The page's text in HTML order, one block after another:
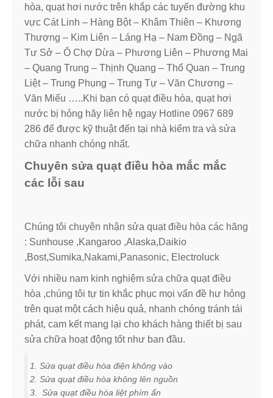
hòa, quạt hơi nước trên khắp các tuyến đường khu
vực Cát Linh – Hàng Bột – Khâm Thiên – Khương
Thượng – Kim Liên – Láng Hạ – Nam Đồng – Ngã
Tư Sở – Ô Chợ Dừa – Phương Liên – Phương Mai
– Quang Trung – Thịnh Quang – Thổ Quan – Trung
Liệt – Trung Phụng – Trung Tự – Văn Chương –
Văn Miếu …..Khi bạn có quạt điều hòa, quạt hơi
nước bị hỏng hãy liên hệ ngay Hotline 0967 689
286 để được kỹ thuật đến tại nhà kiểm tra và sửa
chữa nhanh chóng nhất.
Chuyên sửa quạt điều hòa mắc mắc
các lỗi sau
Chúng tôi chuyên nhận sửa quạt điều hòa các hãng
: Sunhouse ,Kangaroo ,Alaska,Daikio
,Bost,Sumika,Nakami,Panasonic, Electroluck
Với nhiều nam kinh nghiệm sửa chữa quạt điều
hòa ,chúng tôi tự tin khắc phục mọi vấn đề hư hỏng
trên quạt một cách hiệu quả, nhanh chóng tránh tái
phát, cam kết mang lại cho khách hàng thiết bị sau
sửa chữa hoạt động tốt như ban đầu.
Sửa quạt điều hòa điện không vào
Sửa quạt điều hòa không lên nguồn
Sửa quạt điều hòa liệt phím ấn